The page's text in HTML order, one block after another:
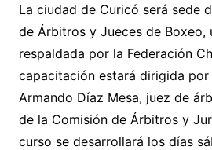
La ciudad de Curicó será sede
de Árbitros y Jueces de Boxeo,
respaldada por la Federación
capacitación estará dirigida
Armando Díaz Mesa, juez de
de la Comisión de Árbitros y
curso se desarrollará los días